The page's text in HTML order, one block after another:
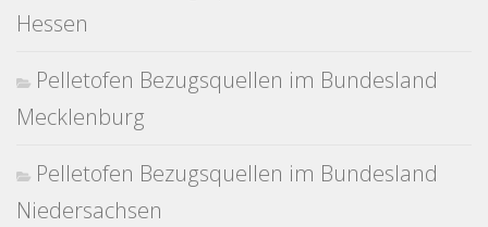
Hessen
Pelletofen Bezugsquellen im Bundesland
Mecklenburg
Pelletofen Bezugsquellen im Bundesland
Niedersachsen